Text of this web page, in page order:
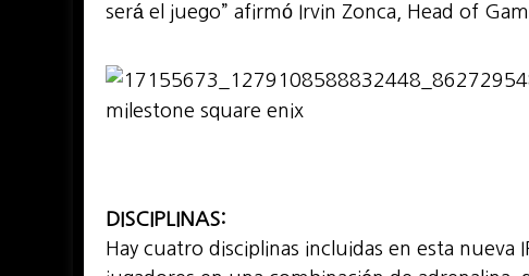
será el juego” afirmó Irvin Zonca, Head of
DISCIPLINAS:
Hay cuatro disciplinas incluidas en esta